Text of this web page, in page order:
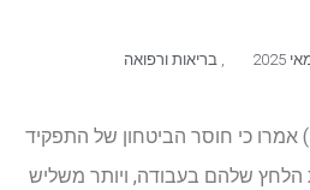
בריאות ורפואה
רוב העובדים בארה"ב (54%) אמרו כי חוסר הביטחון של התפקיד
שלהם בעבודה, ויותר משליש